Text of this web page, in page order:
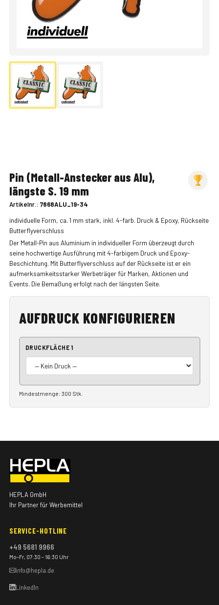
Pin (Metall-Anstecker aus Alu),
längste S. 19 mm
Artikelnr.: 7868ALU_19-34
individuelle Form, ca. 1 mm stark, inkl. 4-farb. Druck & Epoxy, Rückseite
Butterflyverschluss
Der Metall-Pin aus Aluminium in individueller Form überzeugt durch
seine hochwertige Ausführung mit 4-farbigem Druck und Epoxy-
Beschichtung. Mit Butterflyverschluss auf der Rückseite ist er ein
aufmerksamkeitsstarker Werbeträger für Marken, Aktionen und
Events. Die Bemaßung erfolgt nach der längsten Seite.
AUFDRUCK KONFIGURIEREN
DRUCKFLÄCHE 1
Mindestmenge: 300 Stk.
HEPLA GmbH
Ihr Partner für Werbemittel
SERVICE-HOTLINE
+49 5681 9966
Mo–Fr, 07:30 – 16:30 Uhr
info@hepla.de
LinkedIn